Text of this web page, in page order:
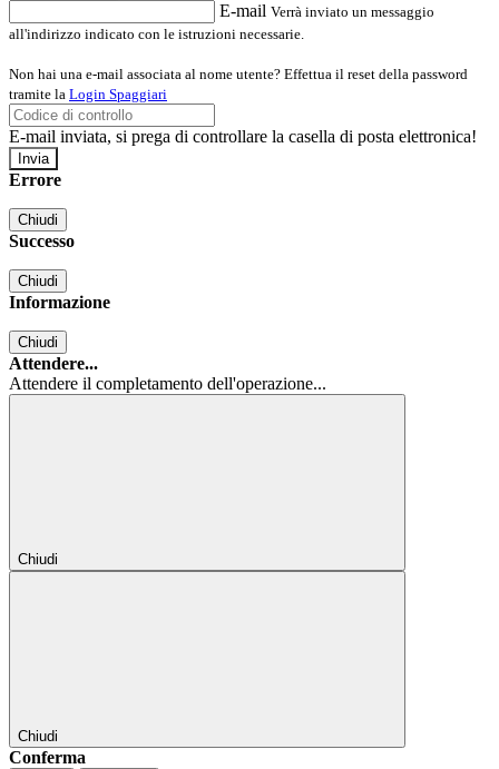
E-mail Verrà inviato un messaggio
all'indirizzo indicato con le istruzioni necessarie.
Non hai una e-mail associata al nome utente? Effettua il reset della password
tramite la Login Spaggiari
E-mail inviata, si prega di controllare la casella di posta elettronica!
Errore
Chiudi
Successo
Chiudi
Informazione
Chiudi
Attendere...
Attendere il completamento dell'operazione...
Chiudi
Chiudi
Conferma